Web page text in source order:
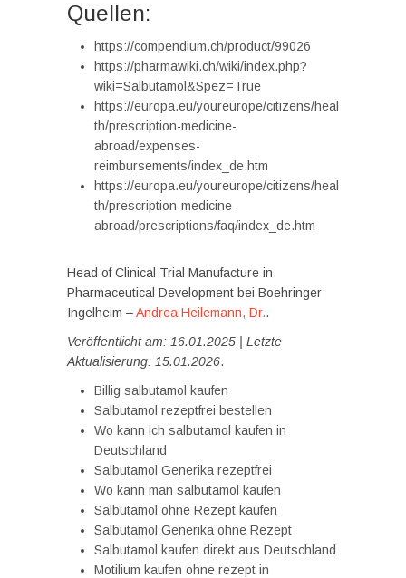
Quellen:
https://compendium.ch/product/99026
https://pharmawiki.ch/wiki/index.php?
wiki=Salbutamol&Spez=True
https://europa.eu/youreurope/citizens/heal
th/prescription-medicine-
abroad/expenses-
reimbursements/index_de.htm
https://europa.eu/youreurope/citizens/heal
th/prescription-medicine-
abroad/prescriptions/faq/index_de.htm
Head of Clinical Trial Manufacture in
Pharmaceutical Development bei Boehringer
Ingelheim –Andrea Heilemann, Dr..
Veröffentlicht am: 16.01.2025 | Letzte
Aktualisierung: 15.01.2026.
Billig salbutamol kaufen
Salbutamol rezeptfrei bestellen
Wo kann ich salbutamol kaufen in
Deutschland
Salbutamol Generika rezeptfrei
Wo kann man salbutamol kaufen
Salbutamol ohne Rezept kaufen
Salbutamol Generika ohne Rezept
Salbutamol kaufen direkt aus Deutschland
Motilium kaufen ohne rezept in